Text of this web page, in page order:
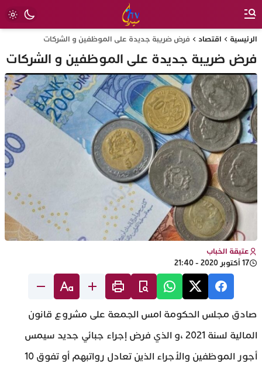
الرئيسية اقتصاد فرض ضريبة جديدة على الموظفين و الشركات
فرض ضريبة جديدة على الموظفين و الشركات
عتيقة الخباب
17 أكتوبر 2020 - 21:40
صادق مجلس الحكومة امس الجمعة على مشروع قانون
المالية لسنة 2021 ،و الذي فرض إجراء جبائي جديد سيمس
أجور الموظفين والأجراء الذين تعادل رواتبهم أو تفوق 10